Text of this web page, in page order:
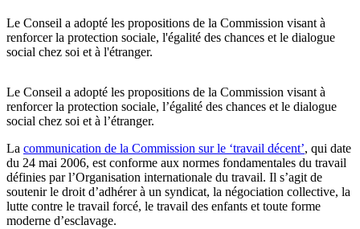
Le Conseil a adopté les propositions de la Commission visant à
renforcer la protection sociale, l'égalité des chances et le dialogue
social chez soi et à l'étranger.
Le Conseil a adopté les propositions de la Commission visant à
renforcer la protection sociale, l’égalité des chances et le dialogue
social chez soi et à l’étranger.
La communication de la Commission sur le ‘travail décent’, qui date
du 24 mai 2006, est conforme aux normes fondamentales du travail
définies par l’Organisation internationale du travail. Il s’agit de
soutenir le droit d’adhérer à un syndicat, la négociation collective, la
lutte contre le travail forcé, le travail des enfants et toute forme
moderne d’esclavage.